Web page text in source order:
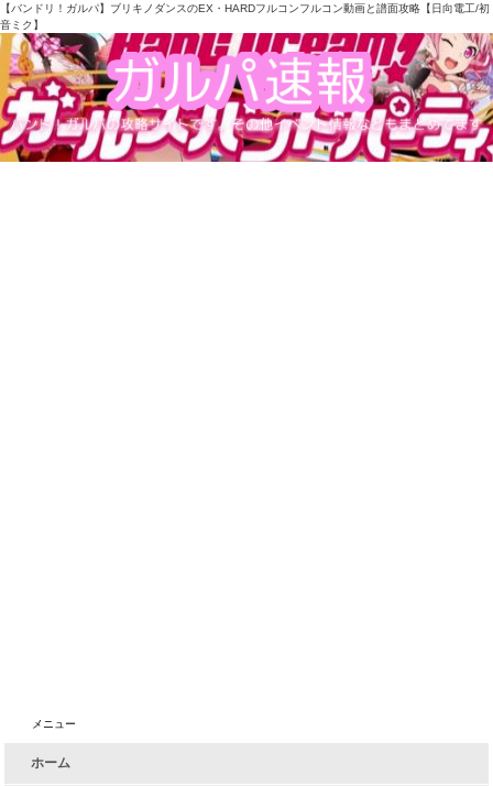
【バンドリ！ガルパ】ブリキノダンスのEX・HARDフルコンフルコン動画と譜面攻略【日向電工/初
音ミク】
メニュー
ホーム